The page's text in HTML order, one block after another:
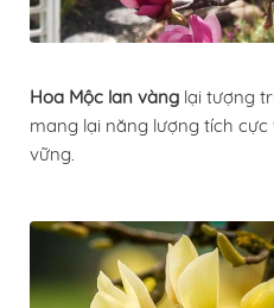
Hoa Mộc lan vàng lại tượng
mang lại năng lượng tích
vững.